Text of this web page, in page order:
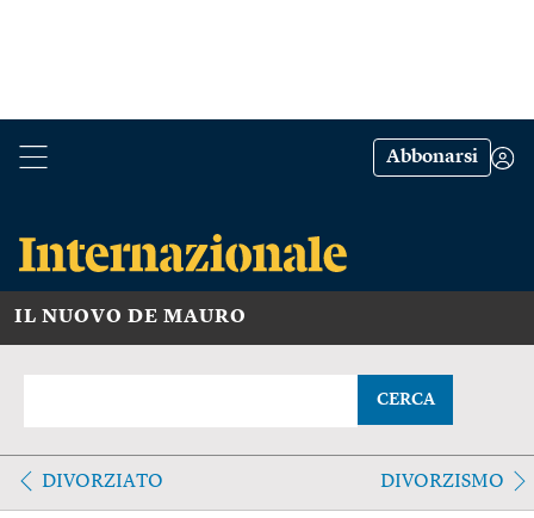
Abbonarsi
IL NUOVO DE MAURO
CERCA
DIVORZIATO DIVORZISMO